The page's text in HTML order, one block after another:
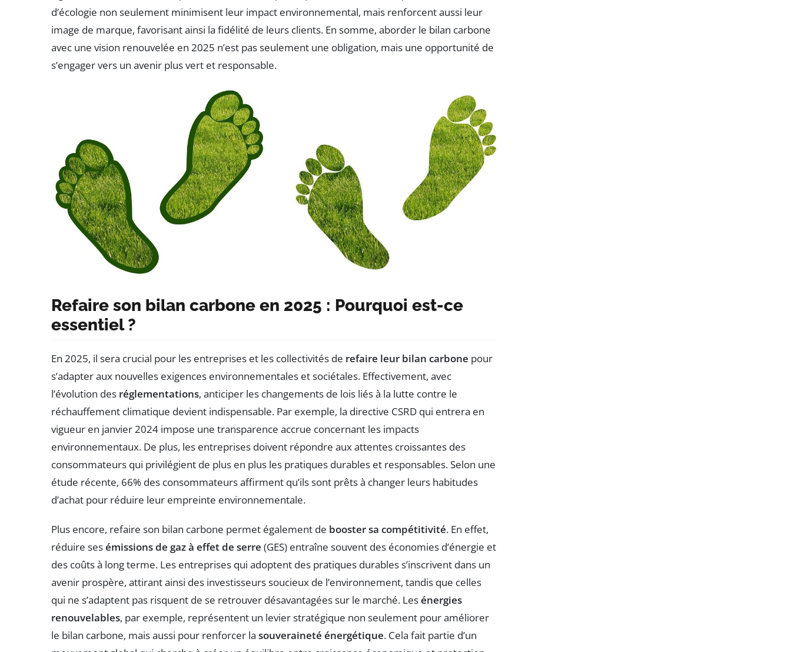
d’écologie non seulement minimisent leur impact environnemental, mais renforcent aussi leur
image de marque, favorisant ainsi la fidélité de leurs clients. En somme, aborder le bilan carbone
avec une vision renouvelée en 2025 n’est pas seulement une obligation, mais une opportunité de
s’engager vers un avenir plus vert et responsable.
Refaire son bilan carbone en 2025 : Pourquoi est-ce
essentiel ?
En 2025, il sera crucial pour les entreprises et les collectivités de refaire leur bilan carbone pour
s’adapter aux nouvelles exigences environnementales et sociétales. Effectivement, avec
l’évolution des réglementations, anticiper les changements de lois liés à la lutte contre le
réchauffement climatique devient indispensable. Par exemple, la directive CSRD qui entrera en
vigueur en janvier 2024 impose une transparence accrue concernant les impacts
environnementaux. De plus, les entreprises doivent répondre aux attentes croissantes des
consommateurs qui privilégient de plus en plus les pratiques durables et responsables. Selon une
étude récente, 66% des consommateurs affirment qu’ils sont prêts à changer leurs habitudes
d’achat pour réduire leur empreinte environnementale.
Plus encore, refaire son bilan carbone permet également de booster sa compétitivité. En effet,
réduire sesémissions de gaz à effet de serre (GES) entraîne souvent des économies d’énergie et
des coûts à long terme. Les entreprises qui adoptent des pratiques durables s’inscrivent dans un
avenir prospère, attirant ainsi des investisseurs soucieux de l’environnement, tandis que celles
qui ne s’adaptent pas risquent de se retrouver désavantagées sur le marché. Lesénergies
renouvelables, par exemple, représentent un levier stratégique non seulement pour améliorer
le bilan carbone, mais aussi pour renforcer la souveraineté énergétique. Cela fait partie d’un